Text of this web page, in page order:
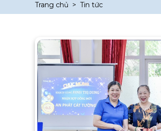
Trang chủ Tin tức